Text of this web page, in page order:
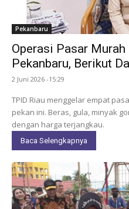
Pekanbaru
Operasi Pasar
Pekanbaru, Berikut
2 Juni 2026 -15:29
TPID Riau menggelar empat
pekan ini. Beras, gula, minyak
dengan harga terjangkau.
Baca Selengkapnya